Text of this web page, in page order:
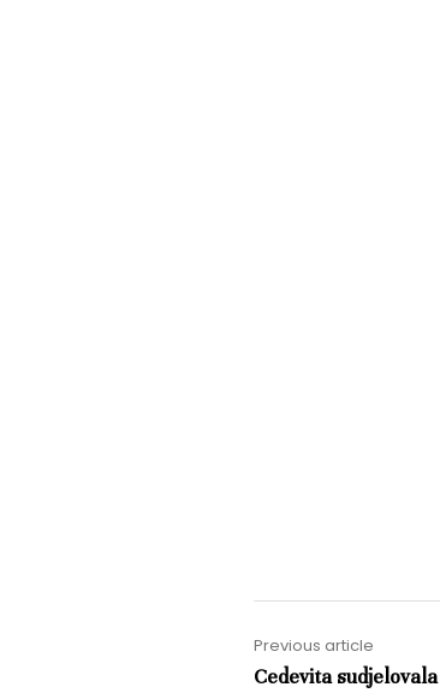
Previous article
Cedevita